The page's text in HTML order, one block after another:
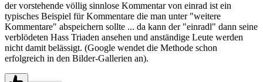
der vorstehende völlig sinnlose Kommentar von einrad ist ein
typisches Beispiel für Kommentare die man unter "weitere
Kommentare" abspeichern sollte ... da kann der "einradl" dann seine
verblödeten Hass Triaden ansehen und anständige Leute werden
nicht damit belässigt. (Google wendet die Methode schon
erfolgreich in den Bilder-Gallerien an).